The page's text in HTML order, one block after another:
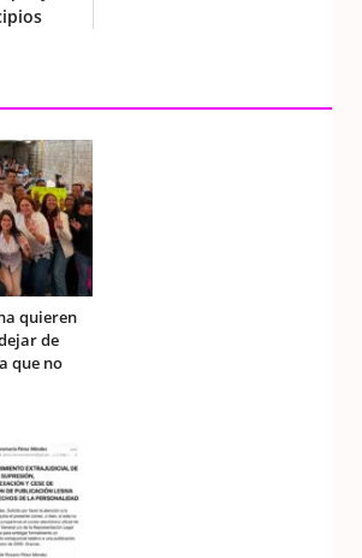
quieren
de
que no